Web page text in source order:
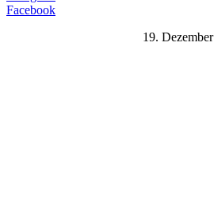
Facebook
19. Dezember